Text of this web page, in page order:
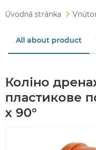
Úvodná stránka
All about product
Коліно
пластикове
х 90°